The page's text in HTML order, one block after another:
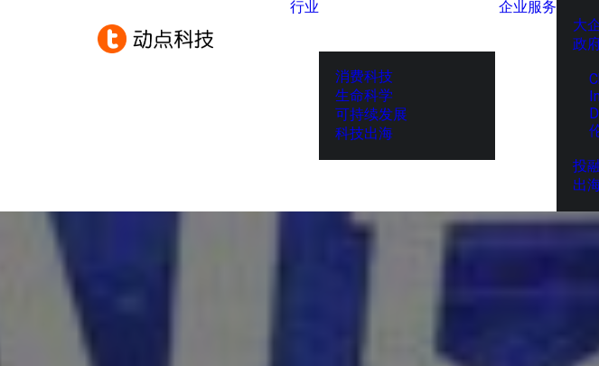
行业
消费科技
生命科学
可持续发展
科技出海
企业服务
大
政
投
出